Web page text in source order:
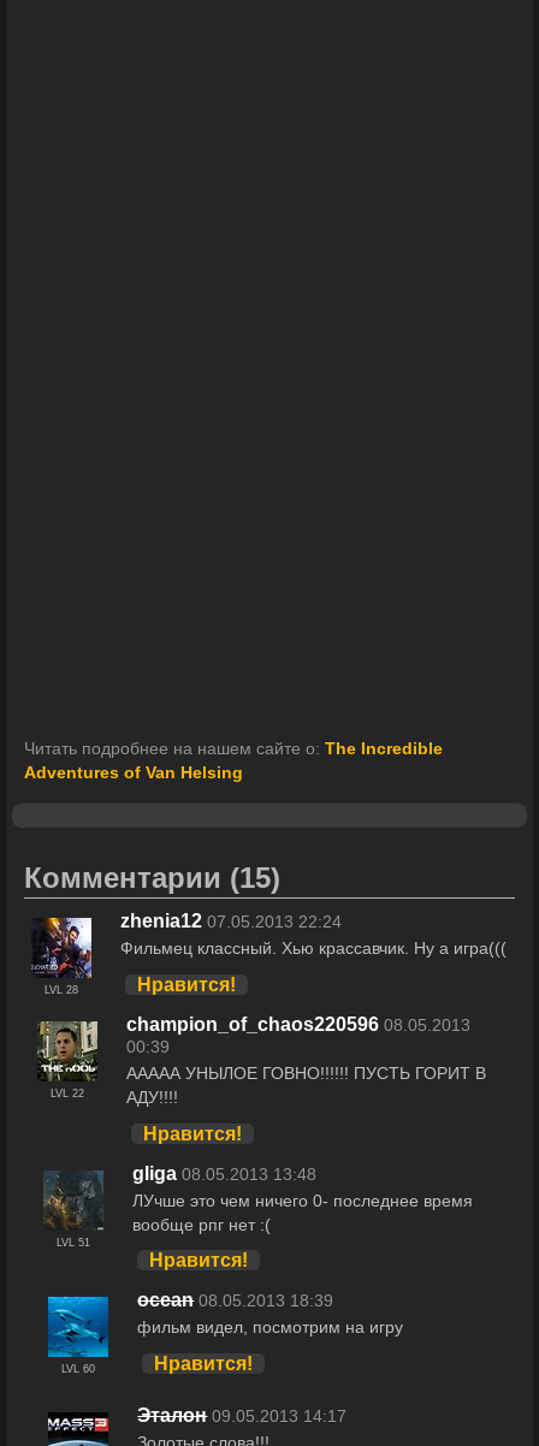
Читать подробнее на нашем сайте о: The Incredible
Adventures of Van Helsing
Комментарии (15)
LVL 28
zhenia12 07.05.2013 22:24
Фильмец классный. Хью крассавчик. Ну а игра(((
Нравится!
LVL 22
champion_of_chaos220596 08.05.2013
00:39
ААААА УНЫЛОЕ ГОВНО!!!!!! ПУСТЬ ГОРИТ В
АДУ!!!!
Нравится!
LVL 51
gliga 08.05.2013 13:48
ЛУчше это чем ничего 0- последнее время
вообще рпг нет :(
Нравится!
LVL 60
ocean 08.05.2013 18:39
фильм видел, посмотрим на игру
Нравится!
Эталон 09.05.2013 14:17